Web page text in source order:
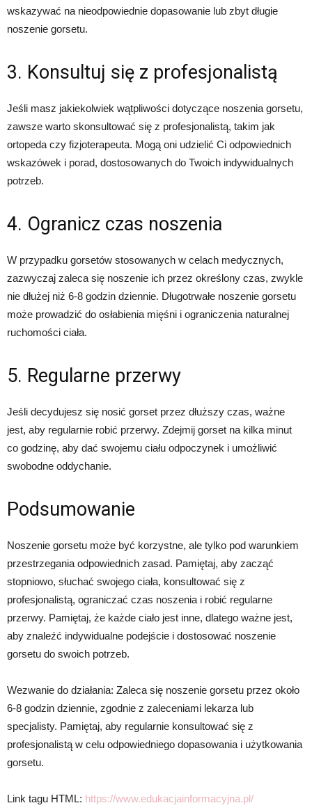
wskazywać na nieodpowiednie dopasowanie lub zbyt długie
noszenie gorsetu.
3. Konsultuj się z profesjonalistą
Jeśli masz jakiekolwiek wątpliwości dotyczące noszenia gorsetu,
zawsze warto skonsultować się z profesjonalistą, takim jak
ortopeda czy fizjoterapeuta. Mogą oni udzielić Ci odpowiednich
wskazówek i porad, dostosowanych do Twoich indywidualnych
potrzeb.
4. Ogranicz czas noszenia
W przypadku gorsetów stosowanych w celach medycznych,
zazwyczaj zaleca się noszenie ich przez określony czas, zwykle
nie dłużej niż 6-8 godzin dziennie. Długotrwałe noszenie gorsetu
może prowadzić do osłabienia mięśni i ograniczenia naturalnej
ruchomości ciała.
5. Regularne przerwy
Jeśli decydujesz się nosić gorset przez dłuższy czas, ważne
jest, aby regularnie robić przerwy. Zdejmij gorset na kilka minut
co godzinę, aby dać swojemu ciału odpoczynek i umożliwić
swobodne oddychanie.
Podsumowanie
Noszenie gorsetu może być korzystne, ale tylko pod warunkiem
przestrzegania odpowiednich zasad. Pamiętaj, aby zacząć
stopniowo, słuchać swojego ciała, konsultować się z
profesjonalistą, ograniczać czas noszenia i robić regularne
przerwy. Pamiętaj, że każde ciało jest inne, dlatego ważne jest,
aby znaleźć indywidualne podejście i dostosować noszenie
gorsetu do swoich potrzeb.
Wezwanie do działania: Zaleca się noszenie gorsetu przez około
6-8 godzin dziennie, zgodnie z zaleceniami lekarza lub
specjalisty. Pamiętaj, aby regularnie konsultować się z
profesjonalistą w celu odpowiedniego dopasowania i użytkowania
gorsetu.
Link tagu HTML: https://www.edukacjainformacyjna.pl/